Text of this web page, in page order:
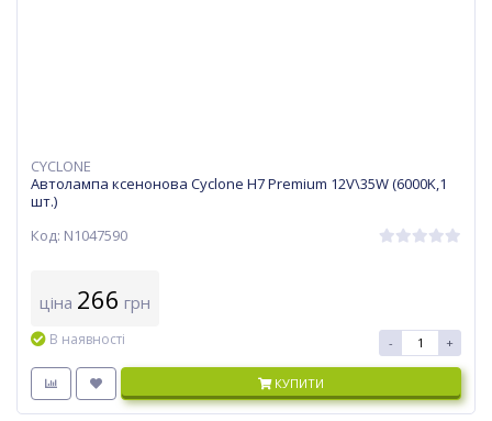
CYCLONE
Автолампа ксенонова Cyclone H7 Premium 12V\35W (6000K,1
шт.)
Код: N1047590
ціна 266 грн
В наявності - +
КУПИТИ